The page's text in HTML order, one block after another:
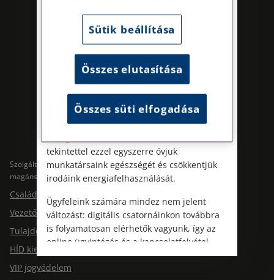
Kövess minket!
Szolgáltatások
magánszemélyeknek
Családi jogvédelem
Vezetői jogvédelem
Tulajdonosi jogvédelem
HÍD kiegészítő jogvédelem
VIP jogvédelem
Szolgáltatások cégeknek
Jogtárs Start & Pro
útmutatónk a Kapcsolat – Elérhetőségeink
menüpont alatt érhető el.
Az energiatudatos és fenntartható
működés iránti elkötelezettségünk
részeként augusztus 8-án, szombaton
irodamentes, home office munkanapot
tartunk. A rendkívüli hőségre és az
tekintettel ezzel egyszerre óvjuk
munkatársaink egészségét és csökkentjük
irodáink energiafelhasználását.
Ügyfeleink számára mindez nem jelent
változást: digitális csatornáinkon továbbra
is folyamatosan elérhetők vagyunk, így az
online ügyintézés és a kapcsolatfelvétel
változatlanul biztosított.
Sütik beállítása
Összes elutasítása
Összes süti elfogadása